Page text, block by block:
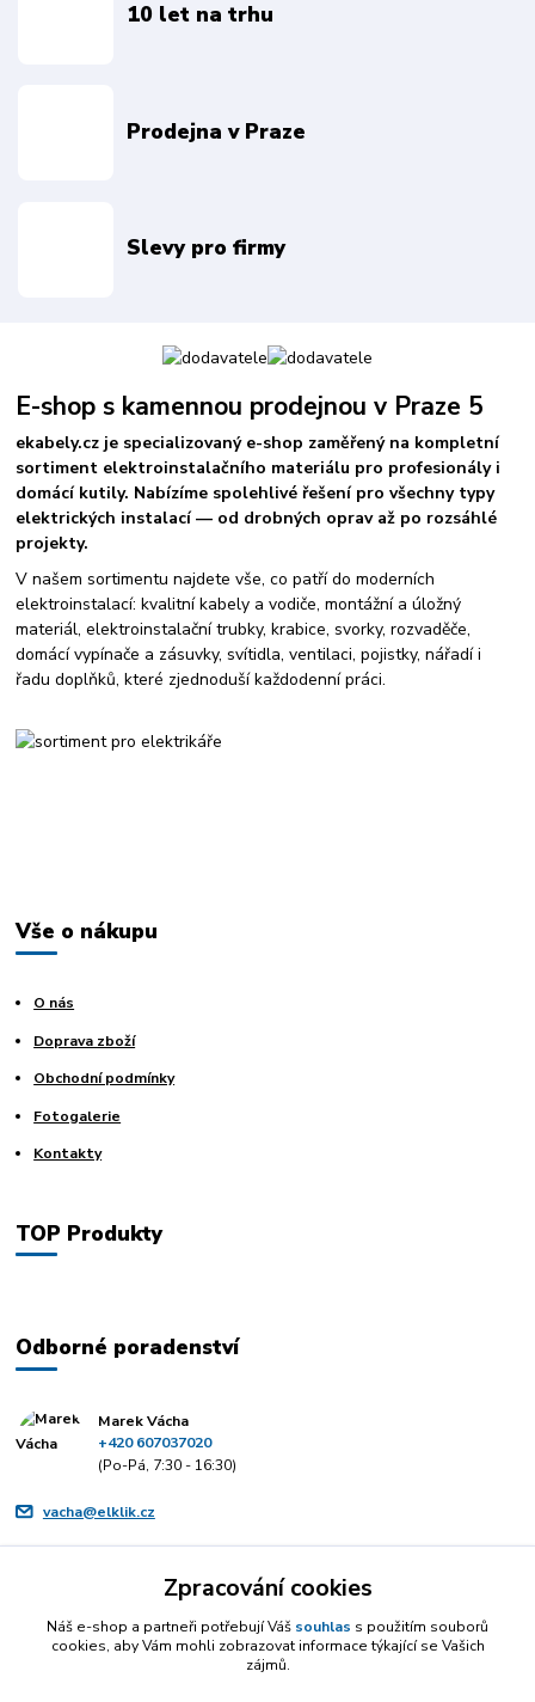
10 let na trhu
Prodejna v Praze
Slevy pro firmy
E-shop s kamennou prodejnou v Praze 5
ekabely.cz je specializovaný e-shop zaměřený na kompletní
sortiment elektroinstalačního materiálu pro profesionály i
domácí kutily. Nabízíme spolehlivé řešení pro všechny typy
elektrických instalací — od drobných oprav až po rozsáhlé
projekty.
V našem sortimentu najdete vše, co patří do moderních
elektroinstalací: kvalitní kabely a vodiče, montážní a úložný
materiál, elektroinstalační trubky, krabice, svorky, rozvaděče,
domácí vypínače a zásuvky, svítidla, ventilaci, pojistky, nářadí i
řadu doplňků, které zjednoduší každodenní práci.
Vše o nákupu
O nás
Doprava zboží
Obchodní podmínky
Fotogalerie
Kontakty
TOP Produkty
Odborné poradenství
Marek Vácha
+420 607037020
(Po-Pá, 7:30 - 16:30)
vacha@elklik.cz
Zpracování cookies
Náš e-shop a partneři potřebují Váš souhlas s použitím souborů
cookies, aby Vám mohli zobrazovat informace týkající se Vašich
zájmů.